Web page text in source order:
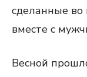
сделанные во
вместе с
Весной